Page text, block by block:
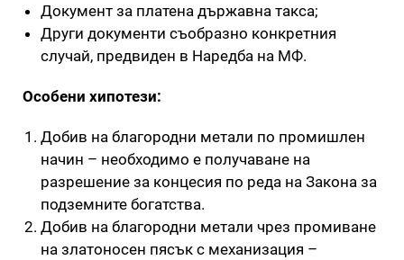
Документ за платена държавна такса;
Други документи съобразно конкретния
случай, предвиден в Наредба на МФ.
Особени хипотези:
Добив на благородни метали по промишлен
начин – необходимо е получаване на
разрешение за концесия по реда на Закона за
подземните богатства.
Добив на благородни метали чрез промиване
на златоносен пясък с механизация –